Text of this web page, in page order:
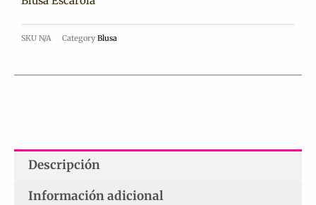
SKU N/A Category Blusa
Descripción
Información adicional